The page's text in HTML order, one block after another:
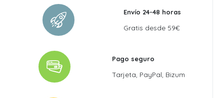
Envío 24-48 horas
Gratis desde 59€
Pago seguro
Tarjeta, PayPal, Bizum